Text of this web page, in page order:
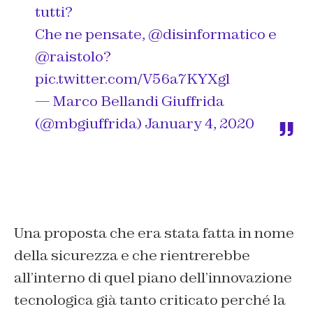
tutti?
Che ne pensate, @disinformatico e
@raistolo?
pic.twitter.com/V56a7KYXgl
— Marco Bellandi Giuffrida
(@mbgiuffrida) January 4, 2020
Una proposta che era stata fatta in nome
della sicurezza e che rientrerebbe
all’interno di quel piano dell’innovazione
tecnologica già tanto criticato perché la